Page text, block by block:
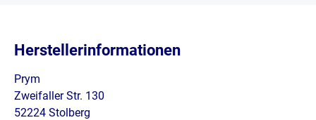
Herstellerinformationen
Prym
Zweifaller Str. 130
52224 Stolberg